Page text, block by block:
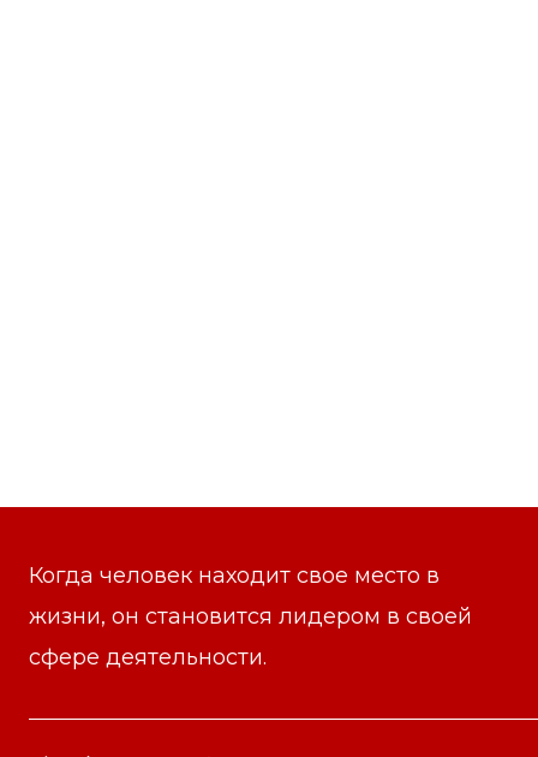
Когда человек находит свое место в
жизни, он становится лидером в своей
сфере деятельности.